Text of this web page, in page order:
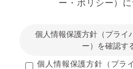
ー・ポリシー）
個人情報保護方針（プライ
ー）を確認す
個人情報保護方針（プラ